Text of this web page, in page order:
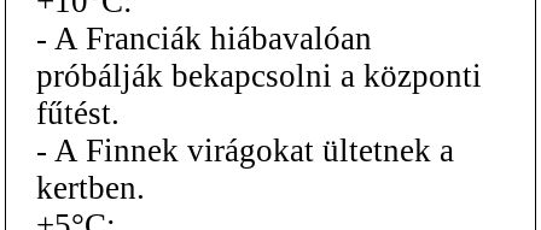
- A Franciák hiábavalóan
próbálják bekapcsolni a központi
fűtést.
- A Finnek virágokat ültetnek a
kertben.